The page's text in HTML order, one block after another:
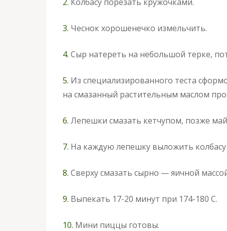
3. Чеснок хорошенечко измельчить.
4. Сыр натереть на небольшой терке,
5. Из специализированного теста
на смазанный растительным маслом
6. Лепешки смазать кетчупом, позже
7. На каждую лепешку выложить
8. Сверху смазать сырно — яичной
9. Выпекать 17-20 минут при 174-180 С.
10. Мини пиццы готовы.